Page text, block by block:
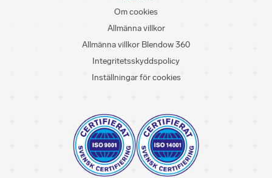
Om cookies
Allmänna villkor
Allmänna villkor Blendow 360
Integritetsskyddspolicy
Inställningar för cookies